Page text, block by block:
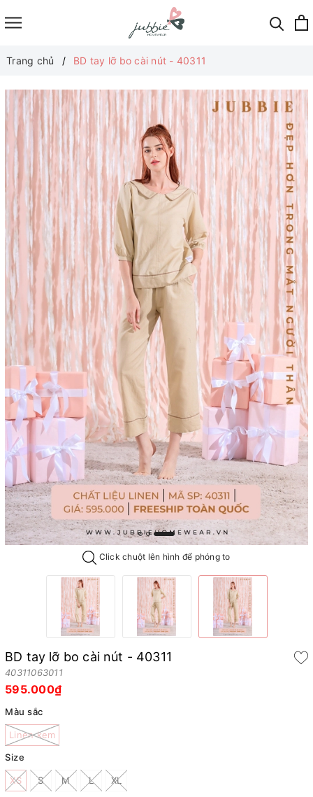
Trang chủ BD tay lỡ bo cài nút - 40311
Click chuột lên hình để phóng to
BD tay lỡ bo cài nút - 40311
40311063011
595.000₫
Màu sắc
Linen kem
Size
XS S M L XL